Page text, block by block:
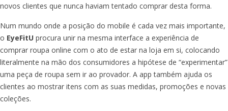
novos clientes que nunca haviam tentado comprar desta forma.
Num mundo onde a posição do mobile é cada vez mais importante,
o EyeFitU procura unir na mesma interface a experiência de
comprar roupa online com o ato de estar na loja em si, colocando
literalmente na mão dos consumidores a hipótese de “experimentar”
uma peça de roupa sem ir ao provador. A app também ajuda os
clientes ao mostrar itens com as suas medidas, promoções e novas
coleções.